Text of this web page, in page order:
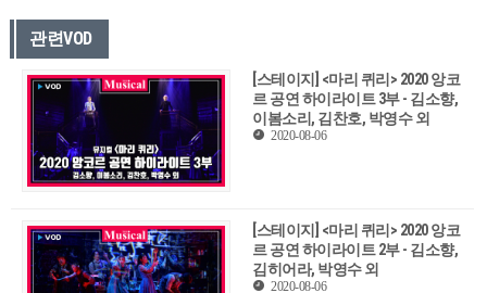
관련VOD
[스테이지] <마리 퀴리> 2020 앙코
르 공연 하이라이트 3부 - 김소향,
이봄소리, 김찬호, 박영수 외
2020-08-06
[스테이지] <마리 퀴리> 2020 앙코
르 공연 하이라이트 2부 - 김소향,
김히어라, 박영수 외
2020-08-06